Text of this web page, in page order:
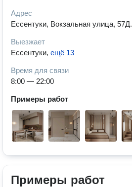
Адрес
Ессентуки, Вокзальная улица, 57Д.
Выезжает
Ессентуки, ещё 13
Время для связи
8:00 — 22:00
Примеры работ
Примеры работ